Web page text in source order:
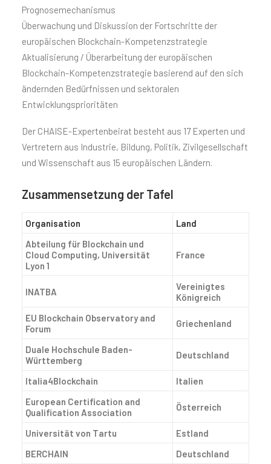
Prognosemechanismus
Überwachung und Diskussion der Fortschritte der
europäischen Blockchain-Kompetenzstrategie
Aktualisierung / Überarbeitung der europäischen
Blockchain-Kompetenzstrategie basierend auf den sich
ändernden Bedürfnissen und sektoralen
Entwicklungsprioritäten
Der CHAISE-Expertenbeirat besteht aus 17 Experten und
Vertretern aus Industrie, Bildung, Politik, Zivilgesellschaft
und Wissenschaft aus 15 europäischen Ländern.
Zusammensetzung der Tafel
Organisation
Land
Abteilung für Blockchain und
Cloud Computing, Universität
Lyon 1
France
INATBA
Vereinigtes
Königreich
EU Blockchain Observatory and
Forum
Griechenland
Duale Hochschule Baden-
Württemberg
Deutschland
Italia4Blockchain
Italien
European Certification and
Qualification Association
Österreich
Universität von Tartu
Estland
BERCHAIN
Deutschland